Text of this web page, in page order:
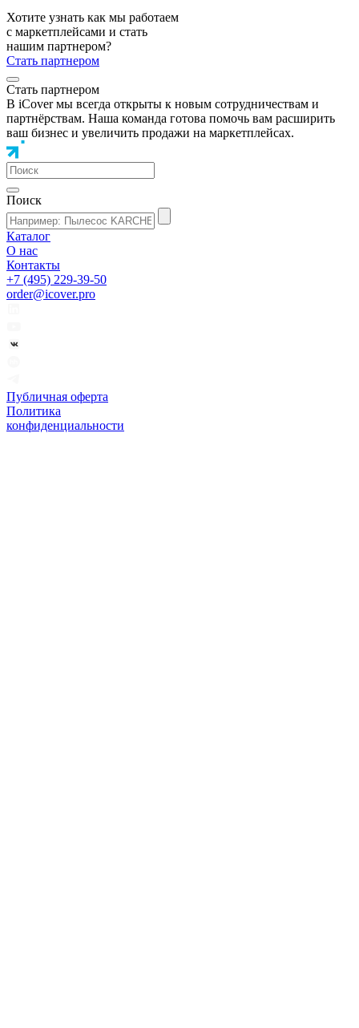
Хотите узнать как мы работаем
с маркетплейсами и стать
нашим партнером?
Стать партнером
Стать партнером
В iCover мы всегда открыты к новым сотрудничествам и
партнёрствам. Наша команда готова помочь вам расширить
ваш бизнес и увеличить продажи на маркетплейсах.
Поиск
Каталог
О нас
Контакты
+7 (495) 229-39-50
order@icover.pro
Публичная оферта
Политика
конфиденциальности